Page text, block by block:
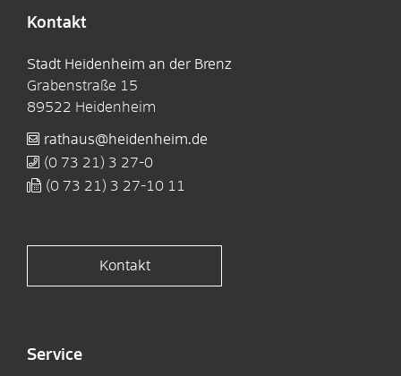
Kontakt
Stadt Heidenheim an der Brenz
Grabenstraße 15
89522 Heidenheim
rathaus@heidenheim.de
(0 73 21) 3 27-0
(0 73 21) 3 27-10 11
Kontakt
Service